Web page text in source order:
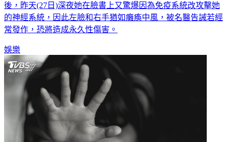
後，昨天(27日)深夜她在臉書上又驚爆因為免疫系統改攻擊她
的神經系統，因此左臉和右手猶如癱瘓中風，被名醫告誡若經
常發作，恐將造成永久性傷害。
娛樂